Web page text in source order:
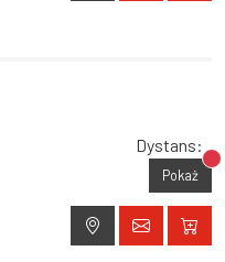
Dystans:
Pokaż